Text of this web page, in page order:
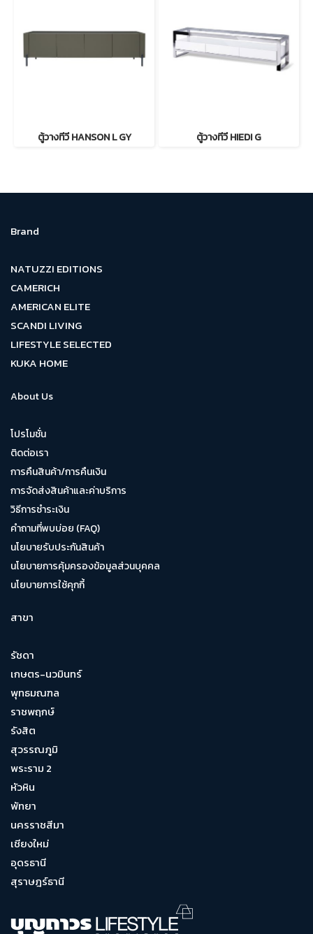
ตู้วางทีวี HANSON L GY ตู้วางทีวี HIEDI G
Brand
NATUZZI EDITIONS
CAMERICH
AMERICAN ELITE
SCANDI LIVING
LIFESTYLE SELECTED
KUKA HOME
About Us
โปรโมชั่น
ติดต่อเรา
การคืนสินค้า/การคืนเงิน
การจัดส่งสินค้าและค่าบริการ
วิธีการชำระเงิน
คำถามที่พบบ่อย (FAQ)
นโยบายรับประกันสินค้า
นโยบายการคุ้มครองข้อมูลส่วนบุคคล
นโยบายการใช้คุกกี้
สาขา
รัชดา
เกษตร-นวมินทร์
พุทธมณฑล
ราชพฤกษ์
รังสิต
สุวรรณภูมิ
พระราม 2
หัวหิน
พัทยา
นครราชสีมา
เชียงใหม่
อุดรธานี
สุราษฎร์ธานี